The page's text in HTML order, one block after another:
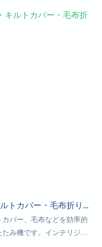
トカバー・毛布折りた
バー、毛布などを効率的
み機です。インテリジェ